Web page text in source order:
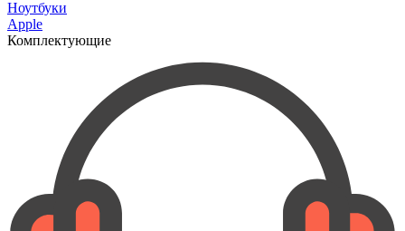
Ноутбуки
Apple
Комплектующие